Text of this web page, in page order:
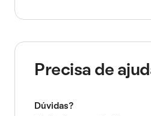
Precisa de
Dúvidas?